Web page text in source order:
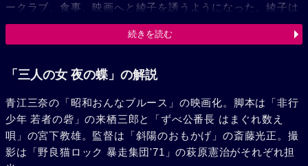
ークラブ、食事、映画へと綾子を誘うようになった。綾子は
やっと倖せを取りもどすかに見えた。だがそれも束の間、綾
子は自分の一生を狂わせた憎い英次を目撃してしまった。綾
家の幹部で、新宿の矢野組の動向をさぐりに来ていたのだ。
ステスあけみの手によって、綾子のアパートに運び込まれ
た。英次は綾子に愛情をうちあけた。綾子の眼からとめども
なく涙が流れ、二人はどちらからともなく抱きあった。英次
の傷がいえた頃、花井一家と矢野組の和解が秘密裡に進めら
続きを読む
「三人の女 夜の蝶」の解説
青江三奈の「昭和おんなブルース」の映画化。脚本は「非行
少年 若者の砦」の来栖三郎と「ずべ公番長 はまぐれ数え
唄」の宮下教雄。監督は「斜陽のおもかげ」の斎藤光正。撮
影は「野良猫ロック 暴走集団'71」の萩原憲治がそれぞれ担